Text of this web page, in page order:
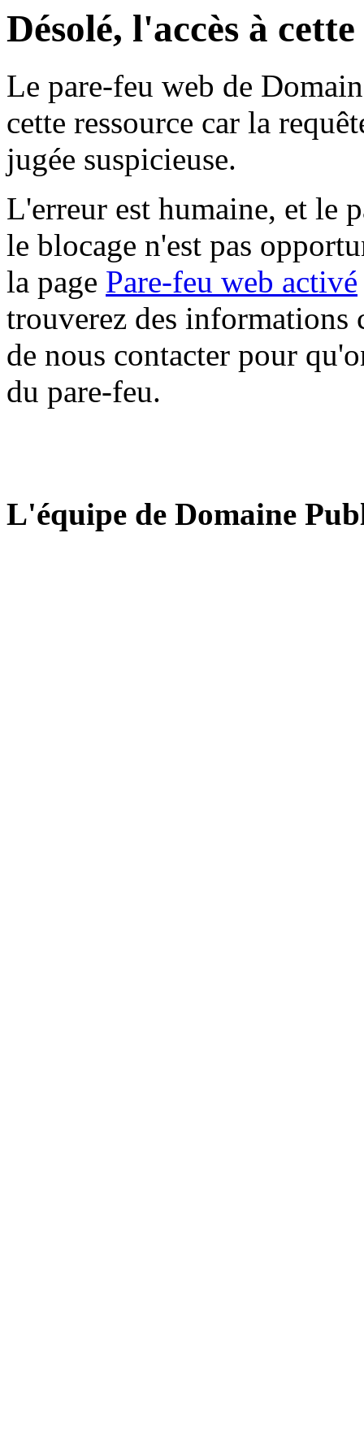
Désolé, l'accès à
Le pare-feu web de
cette ressource car la
jugée suspicieuse.
L'erreur est humaine, et le
le blocage n'est pas
la page Pare-feu web activé
trouverez des informations
de nous contacter pour
du pare-feu.
L'équipe de Domaine